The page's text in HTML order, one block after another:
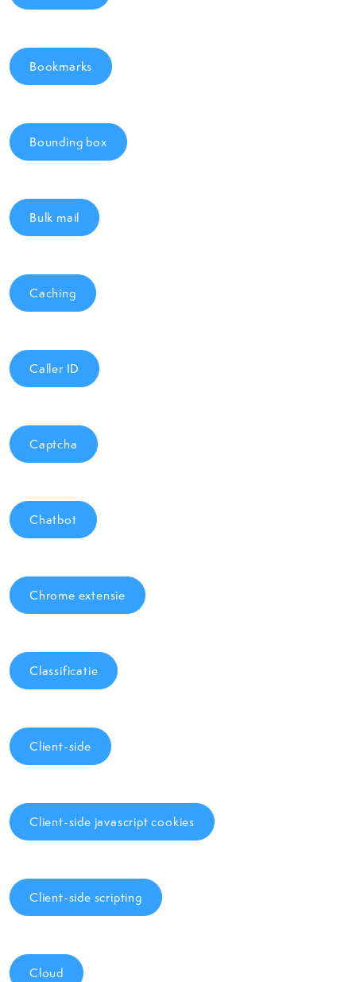
Bookmarks
Bounding box
Bulk mail
Caching
Caller ID
Captcha
Chatbot
Chrome extensie
Classificatie
Client-side
Client-side javascript cookies
Client-side scripting
Cloud